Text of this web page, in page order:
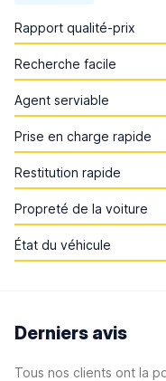
Rapport qualité-prix
Recherche facile
Agent serviable
Prise en charge rapide
Restitution rapide
Propreté de la voiture
État du véhicule
Derniers avis
Tous nos clients ont la